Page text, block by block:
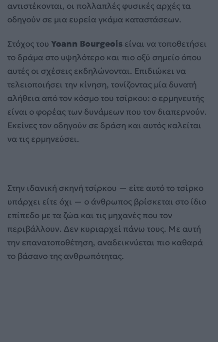
αντιστέκονται, οι πολλαπλές φυσικές αρχές τα
οδηγούν σε μια ευρεία γκάμα καταστάσεων.
Στόχος του Yoann Bourgeois είναι να τοποθετήσει
το δράμα στο υψηλότερο και πιο οξύ σημείο όπου
αυτές οι σχέσεις εκδηλώνονται. Επιδιώκει να
τελειοποιήσει την κίνηση, τονίζοντας μία δυνατή
αλήθεια από τον κόσμο του τσίρκου: ο ερμηνευτής
είναι ο φορέας των δυνάμεων που τον διαπερνούν.
Εκείνες τον οδηγούν σε δράση και αυτός καλείται
να τις ερμηνεύσει.
Στην ιδανική σκηνή τσίρκου — είτε αυτό το τσίρκο
υπάρχει είτε όχι — ο άνθρωπος βρίσκεται στο ίδιο
επίπεδο με τα ζώα και τις μηχανές που τον
περιβάλλουν. Δεν κυριαρχεί πάνω τους. Με αυτή
την επανατοποθέτηση, αναδεικνύεται πιο καθαρά
το βάσανο της ανθρωπότητας.